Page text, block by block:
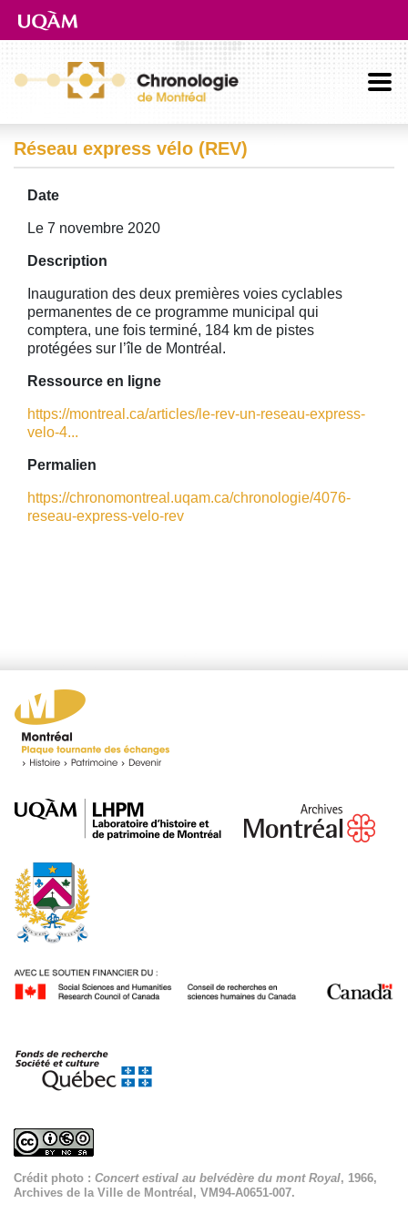
Aller directement au contenu principal
Réseau express vélo (REV)
Date
Le 7 novembre 2020
Description
Inauguration des deux premières voies cyclables
permanentes de ce programme municipal qui
comptera, une fois terminé, 184 km de pistes
protégées sur l’île de Montréal.
Ressource en ligne
https://montreal.ca/articles/le-rev-un-reseau-express-
velo-4...
Permalien
https://chronomontreal.uqam.ca/chronologie/4076-
reseau-express-velo-rev
Crédit photo : Concert estival au belvédère du mont Royal, 1966,
Archives de la Ville de Montréal, VM94-A0651-007.